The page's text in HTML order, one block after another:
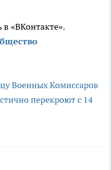
«ВКонтакте».
Военных Комиссаров
перекроют с 14